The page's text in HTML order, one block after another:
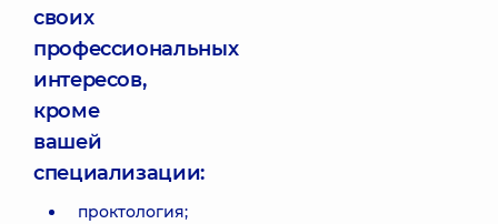
своих
профессиональных
интересов,
кроме
вашей
специализации:
проктология;